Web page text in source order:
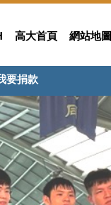
高大首頁 網站地圖
要捐款